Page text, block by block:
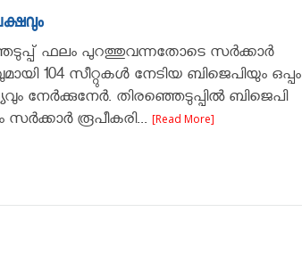
ഫലം പുറത്തുവന്നതോടെ സര്‍ക്കാര്‍
104 സീറ്റുകൾ നേടിയ ബിജെപിയും ഒപ്പം
തിരഞ്ഞെടുപ്പിൽ ബിജെപി
സർക്കാർ രൂപീകരി... [Read More]